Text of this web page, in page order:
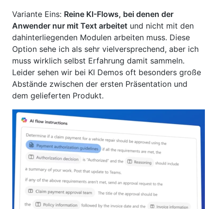
Variante Eins: Reine KI-Flows, bei denen der
Anwender nur mit Text arbeitet und nicht mit den
dahinterliegenden Modulen arbeiten muss. Diese
Option sehe ich als sehr vielversprechend, aber ich
muss wirklich selbst Erfahrung damit sammeln.
Leider sehen wir bei KI Demos oft besonders große
Abstände zwischen der ersten Präsentation und
dem gelieferten Produkt.